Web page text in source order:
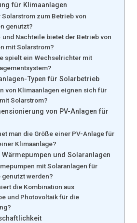
für Klimaanlagen
Solarstrom zum Betrieb von
genutzt?
und Nachteile bietet der Betrieb von
mit Solarstrom?
spielt ein Wechselrichter mit
Typen für Solarbetrieb
von Klimaanlagen eignen sich für
Solarstrom?
von PV-Anlagen für
man die Größe einer PV-Anlage für
Klimaanlage?
und Solaranlagen
mit Solaranlagen für
werden?
die Kombination aus
und Photovoltaik für die